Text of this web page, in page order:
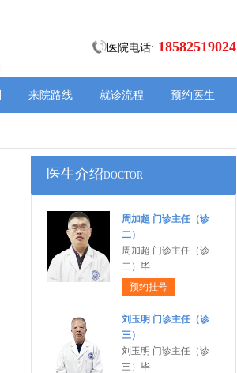
医院电话: 18582519024
来院路线 就诊流程 预约医生
医生介绍DOCTOR
周加超 门诊主任（诊
二）
周加超 门诊主任（诊
二）毕
预约挂号
刘玉明 门诊主任（诊
三）
刘玉明 门诊主任（诊
三）毕